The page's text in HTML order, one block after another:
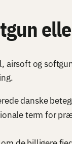
airsoft og
danske
term for